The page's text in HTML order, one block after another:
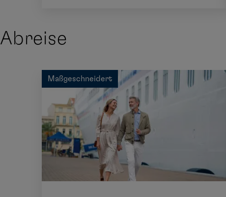
Abreise
Maßgeschneidert